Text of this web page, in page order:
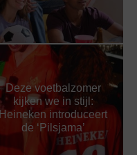
Deze voetbalzomer
kijken we in stijl:
Heineken introduceert
de ‘Pilsjama’